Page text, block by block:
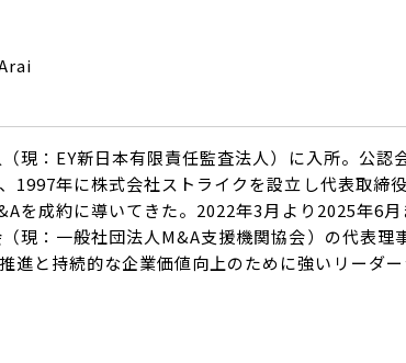
現：EY新日本有限責任監査法人）に入所。公認
1997年に株式会社ストライクを設立し代表取締
を成約に導いてきた。2022年3月より2025年6月
現：一般社団法人M&A支援機関協会）の代表理
進と持続的な企業価値向上のために強いリーダー